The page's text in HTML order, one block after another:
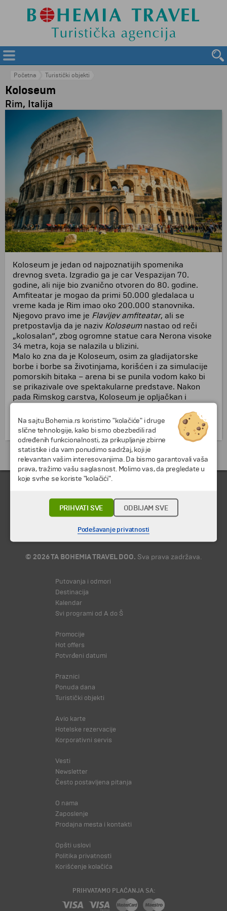
Početna Turistički objekti
Koloseum
Rim, Italija
Koloseum je jedan od najpoznatijih spomenika
drevnog sveta. Izgradio ga je car Vespazijan 70.
godine, ali nije bio zvanično otvoren do 80. godine.
Amfiteatar je mogao da primi 50.000 gledalaca u
vreme kada je Rim imao oko 200.000 stanovnika.
Njegovo pravo ime je Flavijev amfiteatar, ali se
pretpostavlja da je naziv Koloseumnastao od reči
„kolosalan“, zbog ogromne statue cara Nerona visoke
34 metra, koja se nalazila u blizini.
Malo ko zna da je Koloseum, osim za gladijatorske
borbe i borbe sa životinjama, korišćen i za simulacije
pomorskih bitaka – arena bi se punila vodom kako bi
se prikazivale ove spektakularne predstave. Nakon
pada Rimskog carstva, Koloseum je opljačkan i
materijal. Sve dok ga u 18. veku papa Benedikt nije
proglasio spomenikom od nacionalnog značaja.
Putovanja i odmori do Italija »
© 2026 TA BOHEMIA TRAVEL DOO. Sva prava zadržava.
Putovanja i odmori
Destinacija
Kalendar
Svi programi od A do Š
Promocije
Hot offers
Potvrđeni datumi
Praznici
Ponuda dana
Turistički objekti
Avio karte
Hotelske rezervacije
Korporativni servis
Vesti
Newsletter
Često postavljena pitanja
O nama
Zaposlenje
Prodajna mesta i kontakti
Opšti uslovi
Politika privatnosti
Korišćenje kolačića
PRIHVATAMO PLAĆANJA SA:
Na sajtu Bohemia.rs koristimo "kolačiće" i druge
slične tehnologije, kako bi smo obezbedili rad
određenih funkcionalnosti, za prikupljanje zbirne
statistike i da vam ponudimo sadržaj, koji je
relevantan vašim interesovanjima. Da bismo garantovali vaša
prava, tražimo vašu saglasnost. Molimo vas, da pregledate u
koje svrhe se koriste "kolačići".
PRIHVATI SVE ODBIJAM SVE
Podešavanje privatnosti